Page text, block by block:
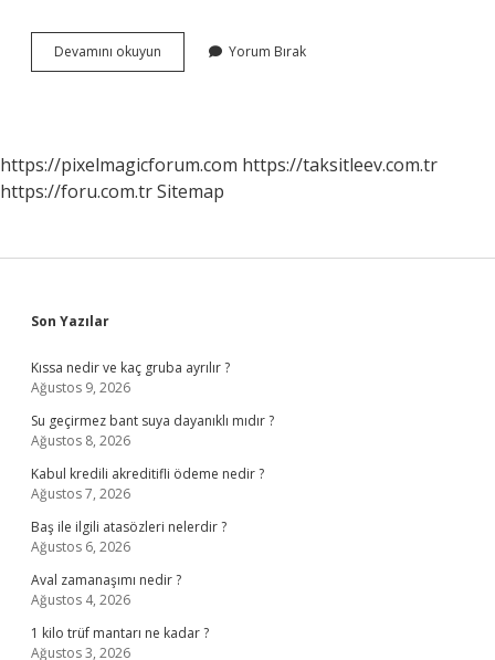
Devamını okuyun
Düşen
Gelir
Yorum Bırak
https://pixelmagicforum.com https://taksitleev.com.tr
https://foru.com.trSitemap
Sidebar
Son Yazılar
Kıssa nedir ve kaç gruba ayrılır ?
Ağustos 9, 2026
Su geçirmez bant suya dayanıklı mıdır ?
Ağustos 8, 2026
Kabul kredili akreditifli ödeme nedir ?
Ağustos 7, 2026
Baş ile ilgili atasözleri nelerdir ?
Ağustos 6, 2026
Aval zamanaşımı nedir ?
Ağustos 4, 2026
1 kilo trüf mantarı ne kadar ?
Ağustos 3, 2026